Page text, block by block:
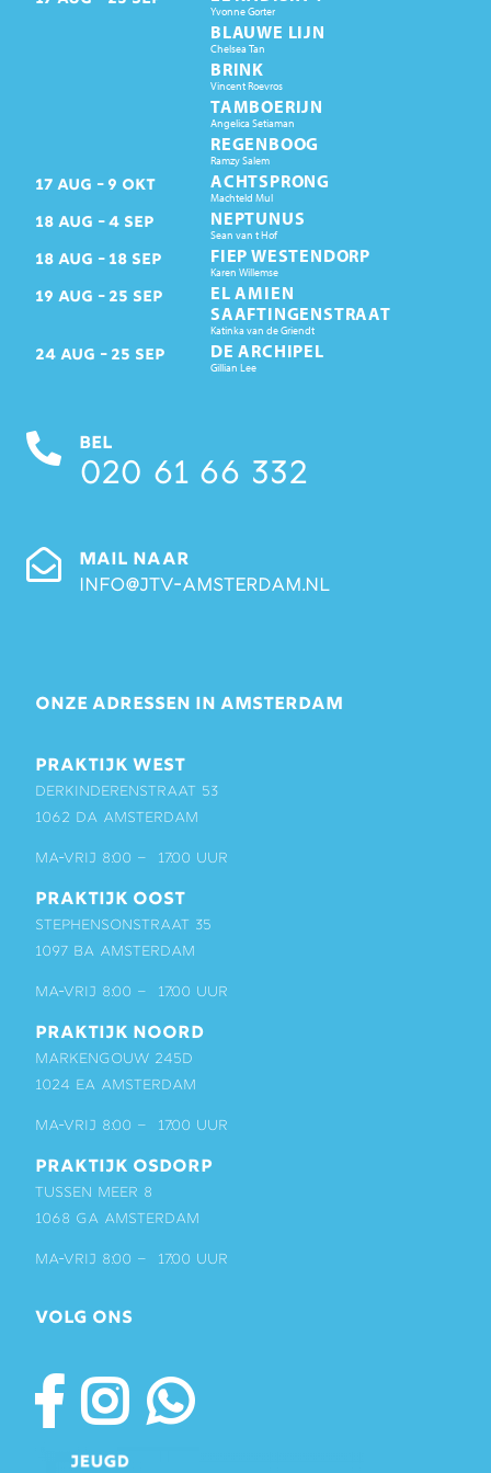
Yvonne Gorter
BLAUWE LIJN
Chelsea Tan
BRINK
Vincent Roevros
TAMBOERIJN
Angelica Setiaman
REGENBOOG
Ramzy Salem
17 AUG 9 OKT ACHTSPRONG
Machteld Mul
18 AUG 4 SEP NEPTUNUS
Sean van t Hof
18 AUG 18 SEP FIEP WESTENDORP
Karen Willemse
19 AUG 25 SEP
EL AMIEN
SAAFTINGENSTRAAT
Katinka van de Griendt
24 AUG 25 SEP DE ARCHIPEL
Gillian Lee
BEL
020 61 66 332
MAIL NAAR
info@jtv-amsterdam.nl
ONZE ADRESSEN IN AMSTERDAM
PRAKTIJK WEST
Derkinderenstraat 53
1062 DA Amsterdam
ma-vrij 8:00 – 17:00 uur
PRAKTIJK OOST
Stephensonstraat 35
1097 BA Amsterdam
ma-vrij 8:00 – 17:00 uur
PRAKTIJK NOORD
Markengouw 245D
1024 EA Amsterdam
ma-vrij 8:00 – 17:00 uur
PRAKTIJK OSDORP
Tussen Meer 8
1068 GA Amsterdam
ma-vrij 8:00 – 17:00 uur
VOLG ONS